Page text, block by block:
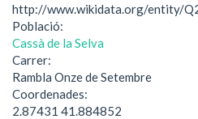
http://www.wikidata.org/entity/
Població:
Cassà de la Selva
Carrer:
Rambla Onze de Setembre
Coordenades:
2.87431 41.884852